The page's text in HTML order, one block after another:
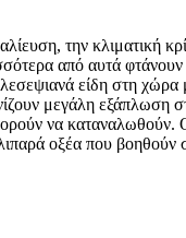
την κλιματική
από αυτά
είδη στη χώρα
μεγάλη εξάπλωση
να
οξέα που